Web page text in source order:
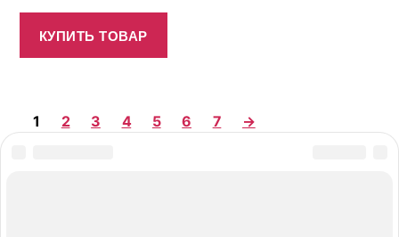
КУПИТЬ ТОВАР
1 2 3 4 5 6 7 →